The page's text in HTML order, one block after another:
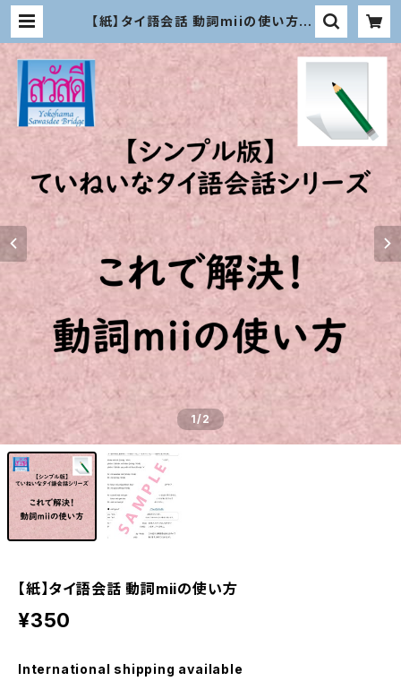
【紙】タイ語会話 動詞miiの使い方 |
インショップ
1/2
【紙】タイ語会話 動詞miiの使い方
¥350
International shipping available